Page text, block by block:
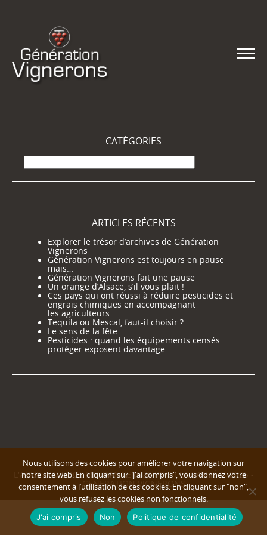
CATÉGORIES
Catégories
ARTICLES RÉCENTS
Explorer le trésor d’archives de Génération
Vignerons
Génération Vignerons est toujours en pause
mais…
Génération Vignerons fait une pause
Un orange d’Alsace, s’il vous plait !
Ces pays qui ont réussi à réduire pesticides et
engrais chimiques en accompagnant
les agriculteurs
Tequila ou Mescal, faut-il choisir ?
Le sens de la fête
Pesticides : quand les équipements censés
protéger exposent davantage
L'ABUS D'ALCOOL EST DANGEREUX POUR LA SANTÉ © 2025 -
GENERATION VIGNERONS
Nous utilisons des cookies pour améliorer votre navigation sur
notre site web. En cliquant sur "j'ai compris", vous donnez votre
consentement à l’utilisation de ces cookies. En cliquant sur "non",
vous refusez les cookies non fonctionnels.
J'ai compris Non Politique de confidentialité